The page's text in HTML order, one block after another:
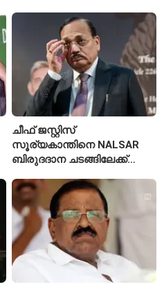
രണ്ടാമത്തെ സംഭവം
ചീഫ് ജസ്റ്റിസ്
സൂര്യകാന്തിനെ NALSAR
ബിരുദദാന ചടങ്ങിലേക്ക്
വിദ്യാർഥികളുടെ എതിർപ്പ്